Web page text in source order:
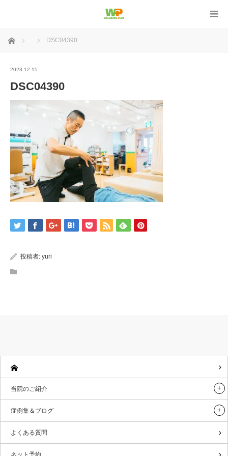
ホーム DSC04390
2023.12.15
DSC04390
投稿者: yuri
当院のご紹介
症例集＆ブログ
よくある質問
ネット予約